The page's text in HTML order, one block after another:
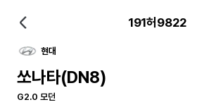
191허9822
현대
쏘나타(DN8)
G2.0 모던